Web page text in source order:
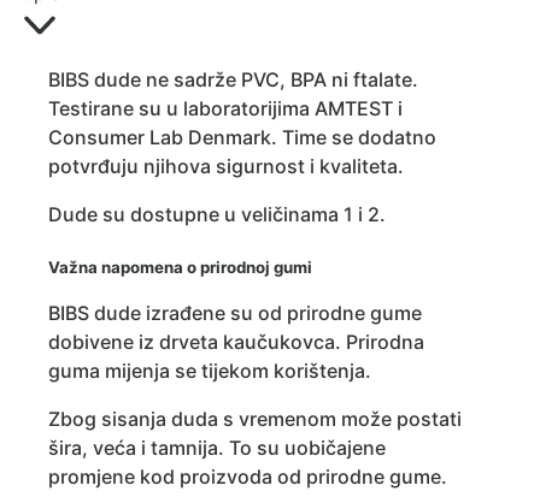
BIBS dude ne sadrže PVC, BPA ni ftalate.
Testirane su u laboratorijima AMTEST i
Consumer Lab Denmark. Time se dodatno
potvrđuju njihova sigurnost i kvaliteta.
Dude su dostupne u veličinama 1 i 2.
Važna napomena o prirodnoj gumi
BIBS dude izrađene su od prirodne gume
dobivene iz drveta kaučukovca. Prirodna
guma mijenja se tijekom korištenja.
Zbog sisanja duda s vremenom može postati
šira, veća i tamnija. To su uobičajene
promjene kod proizvoda od prirodne gume.